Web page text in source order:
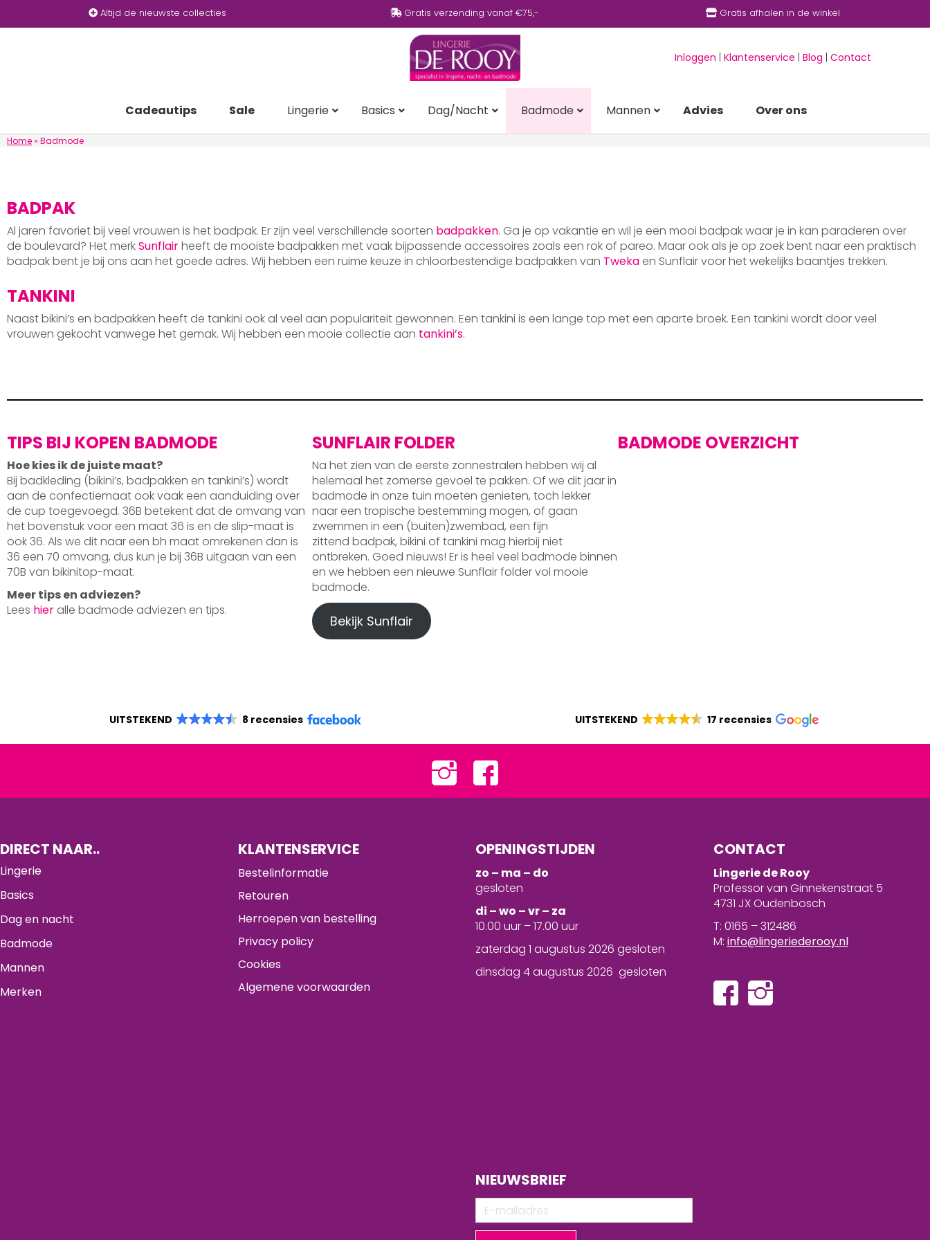
Altijd de nieuwste collecties Gratis verzending vanaf €75,- Gratis afhalen in de winkel
Inloggen Klantenservice Blog Contact
Cadeautips Sale Lingerie Basics Dag/Nacht Badmode Mannen Advies Over ons
Home» Badmode
BADPAK
Al jaren favoriet bij veel vrouwen is het badpak. Er zijn veel verschillende soorten badpakken. Ga je op vakantie en wil je een mooi badpak waar je in kan paraderen over
de boulevard? Het merkSunflairheeft de mooiste badpakken met vaak bijpassende accessoires zoals een rok of pareo. Maar ook als je op zoek bent naar een praktisch
badpak bent je bij ons aan het goede adres. Wij hebben een ruime keuze in chloorbestendige badpakken van Tweka en Sunflair voor het wekelijks baantjes trekken.
TANKINI
Naast bikini’s en badpakken heeft de tankini ook al veel aan populariteit gewonnen. Een tankini is een lange top met een aparte broek. Een tankini wordt door veel
vrouwen gekocht vanwege het gemak. Wij hebben een mooie collectie aan tankini’s.
TIPS BIJ KOPEN BADMODE
Hoe kies ik de juiste maat?
Bij badkleding (bikini’s, badpakken en tankini’s) wordt
aan de confectiemaat ook vaak een aanduiding over
de cup toegevoegd. 36B betekent dat de omvang van
het bovenstuk voor een maat 36 is en de slip-maat is
ook 36. Als we dit naar een bh maat omrekenen dan is
36 een 70 omvang, dus kun je bij 36B uitgaan van een
70B van bikinitop-maat.
Meer tips en adviezen?
Lees hier alle badmode adviezen en tips.
SUNFLAIR FOLDER
Na het zien van de eerste zonnestralen hebben wij al
helemaal het zomerse gevoel te pakken. Of we dit jaar in
badmode in onze tuin moeten genieten, toch lekker
naar een tropische bestemming mogen, of gaan
zwemmen in een (buiten)zwembad, een fijn
zittend badpak, bikini of tankini mag hierbij niet
ontbreken. Goed nieuws! Er is heel veel badmode binnen
en we hebben een nieuwe Sunflair folder vol mooie
badmode.
Bekijk Sunflair
BADMODE OVERZICHT
UITSTEKEND 8 recensies UITSTEKEND 17 recensies
DIRECT NAAR..
Lingerie
Basics
Dag en nacht
Badmode
Mannen
Merken
KLANTENSERVICE
Bestelinformatie
Retouren
Herroepen van bestelling
Privacy policy
Cookies
Algemene voorwaarden
OPENINGSTIJDEN
zo – ma – do
gesloten
di – wo – vr – za
10.00 uur – 17.00 uur
zaterdag 1 augustus 2026 gesloten
dinsdag 4 augustus 2026 gesloten
NIEUWSBRIEF
CONTACT
Lingerie de Rooy
Professor van Ginnekenstraat 5
4731 JX Oudenbosch
T: 0165 – 312486
M: info@lingeriederooy.nl